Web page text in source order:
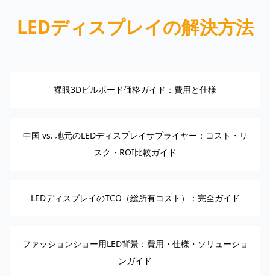
LEDディスプレイの解決方法
裸眼3Dビルボード価格ガイド：費用と仕様
中国 vs. 地元のLEDディスプレイサプライヤー：コスト・リ
スク・ROI比較ガイド
LEDディスプレイのTCO（総所有コスト）：完全ガイド
ファッションショー用LED背景：費用・仕様・ソリューショ
ンガイド